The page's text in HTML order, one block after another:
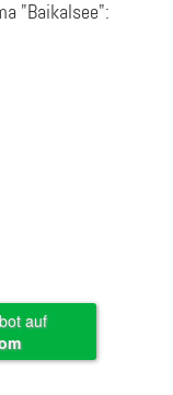
"Baikalsee":
auf